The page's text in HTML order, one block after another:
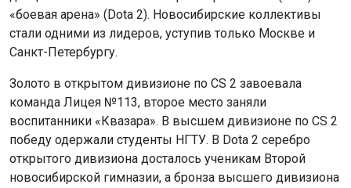
«боевая арена» (Dota 2). Новосибирские коллективы
стали одними из лидеров, уступив только Москве и
Санкт-Петербургу.
Золото в открытом дивизионе по CS 2 завоевала
команда Лицея №113, второе место заняли
воспитанники «Квазара». В высшем дивизионе по CS 2
победу одержали студенты НГТУ. В Dota 2 серебро
открытого дивизиона досталось ученикам Второй
новосибирской гимназии, а бронза высшего дивизиона